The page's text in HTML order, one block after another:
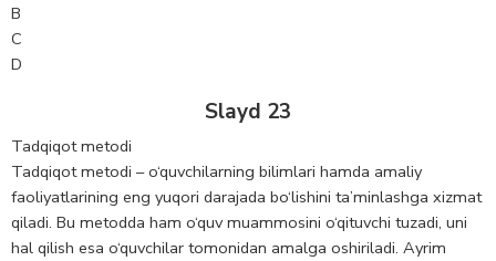
B
C
D
Slayd 23
Tadqiqot metodi
Tadqiqot metodi – o‘quvchilarning bilimlari hamda amaliy
faoliyatlarining eng yuqori darajada bo‘lishini ta’minlashga xizmat
qiladi. Bu metodda ham o‘quv muammosini o‘qituvchi tuzadi, uni
hal qilish esa o‘quvchilar tomonidan amalga oshiriladi. Ayrim